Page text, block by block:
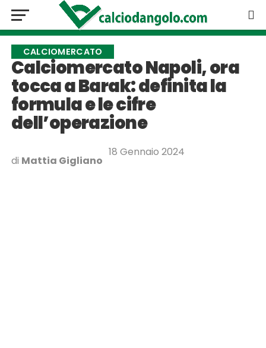
CALCIOMERCATO
Calciomercato Napoli, ora
tocca a Barak: definita la
formula e le cifre
dell’operazione
di Mattia Gigliano
18 Gennaio 2024